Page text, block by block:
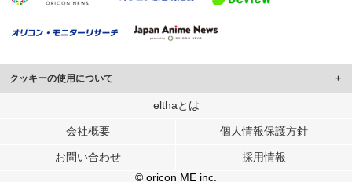
クッキーの使用について
このサイトでは Cookie を使用して、ユーザーに合わせたコンテンツや広告の
行っています。
メディアや広告配信、データ解析の各パートナーに提供しています。
各パートナーは、この情報とユーザーが各パートナーに提供した他の情報や、
elthaとは
会社概要 個人情報保護方針
お問い合わせ
採用情報
© oricon ME inc.